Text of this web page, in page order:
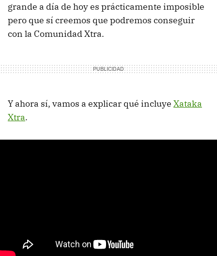
grande a día de hoy es prácticamente imposible
pero que sí creemos que podremos conseguir
con la Comunidad Xtra.
Y ahora sí, vamos a explicar qué incluye Xataka
Xtra.